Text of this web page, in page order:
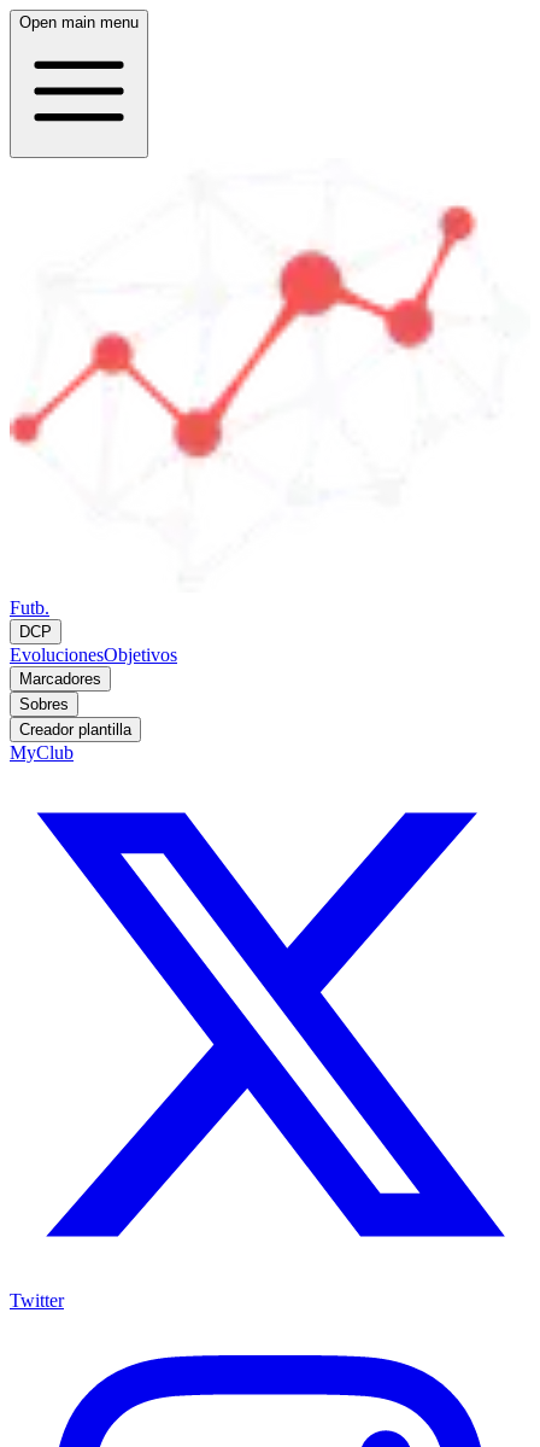
Open main menu
Futb.
DCP
EvolucionesObjetivos
Marcadores
Sobres
Creador plantilla
MyClub
Twitter